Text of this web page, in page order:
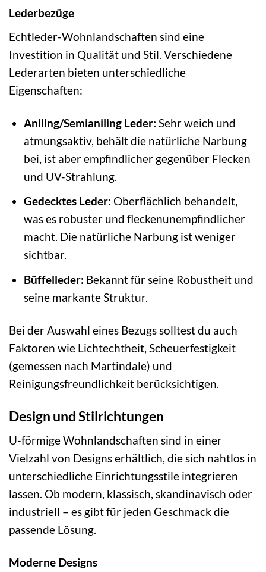
Lederbezüge
Echtleder-Wohnlandschaften sind eine
Investition in Qualität und Stil. Verschiedene
Lederarten bieten unterschiedliche
Eigenschaften:
Aniling/Semianiling Leder: Sehr weich und
atmungsaktiv, behält die natürliche Narbung
bei, ist aber empfindlicher gegenüber Flecken
und UV-Strahlung.
Gedecktes Leder: Oberflächlich behandelt,
was es robuster und fleckenunempfindlicher
macht. Die natürliche Narbung ist weniger
sichtbar.
Büffelleder: Bekannt für seine Robustheit und
seine markante Struktur.
Bei der Auswahl eines Bezugs solltest du auch
Faktoren wie Lichtechtheit, Scheuerfestigkeit
(gemessen nach Martindale) und
Reinigungsfreundlichkeit berücksichtigen.
Design und Stilrichtungen
U-förmige Wohnlandschaften sind in einer
Vielzahl von Designs erhältlich, die sich nahtlos in
unterschiedliche Einrichtungsstile integrieren
lassen. Ob modern, klassisch, skandinavisch oder
industriell – es gibt für jeden Geschmack die
passende Lösung.
Moderne Designs